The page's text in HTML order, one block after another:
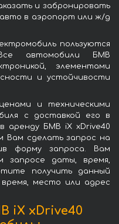
и забронировать
в аэропорт или ж/д
пользуются
автомобили БМВ
элементами
и устойчивости
и техническими
с доставкой его в
аренду БМВ iX xDrive40
Вам сделать запрос на
форму запроса. Вам
запросе даты, время,
получить данный
место или адрес
iX xDrive40